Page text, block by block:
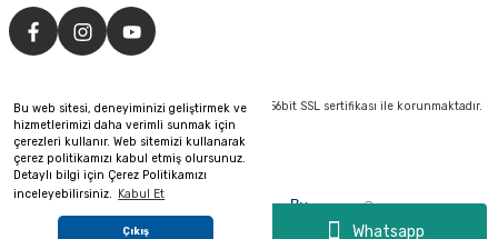
Bu web sitesi, deneyiminizi geliştirmek ve
hizmetlerimizi daha verimli sunmak için
çerezleri kullanır. Web sitemizi kullanarak
çerez politikamızı kabul etmiş olursunuz.
Detaylı bilgi için Çerez Politikamızı
inceleyebilirsiniz. Kabul Et
Çıkış Whatsapp
©Tüm hakları saklıdır. Kredi kartı bilgileriniz 256bit SSL sertifikası ile korunmaktadır.
By Pixeler®